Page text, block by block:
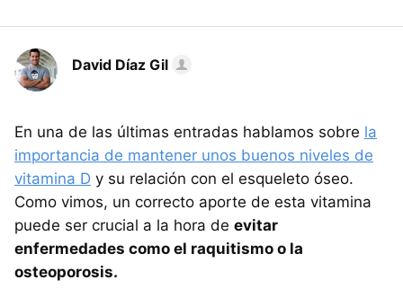
David Díaz Gil
En una de las últimas entradas hablamos sobre la
importancia de mantener unos buenos niveles de
vitamina D y su relación con el esqueleto óseo.
Como vimos, un correcto aporte de esta vitamina
puede ser crucial a la hora de evitar
enfermedades como el raquitismo o la
osteoporosis.